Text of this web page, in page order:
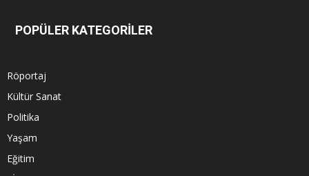
POPÜLER KATEGORİLER
Röportaj
Kültür Sanat
Politika
Yaşam
Eğitim